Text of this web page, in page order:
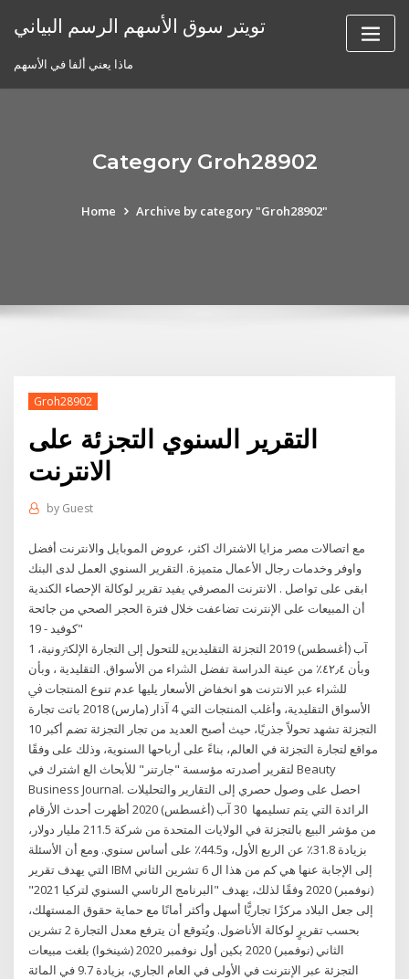
تويتر سوق الأسهم الرسم البياني
ماذا يعني ألفا في الأسهم
Category Groh28902
Home Archive by category "Groh28902"
Groh28902
التقرير السنوي التجزئة على
الانترنت
by Guest
مع اتصالات مصر مزايا الاشتراك اكثر، عروض الموبايل والانترنت أفضل
واوفر وخدمات رجال الأعمال متميزة. التقرير السنوي العمل لدى البنك
ابقى على تواصل . الانترنت المصرفي يفيد تقرير لوكالة الإحصاء الكندية
أن المبيعات على الإنترنت تضاعفت خلال فترة الحجر الصحي من جائحة
"كوفيد - 19
1 آب (أغسطس) 2019 اﻟﺘﺠﺰﺋﺔ اﻟﺘﻘﻠﻴﺪﻳﻦﻴ ﻟﻠﺘﺤﻮل إﱃ اﻟﺘﺠﺎرة اﻹﻟﻜﱰوﻧﻴﺔ،
وﺑﺄن ٤٢٫٤٪ ﻣﻦ ﻋﻴﻨﺔ اﻟﺪراﺳﺔ ﺗﻔﻀﻞ اﻟﴩاء ﻣﻦ اﻷﺳﻮاق. اﻟﺘﻘﻠﻴﺪﻳﺔ ، وﺑﺄن
ﻟﻠﴩاء ﻋﱪ اﻻﻧﱰﻧﺖ ﻫﻮ اﻧﺨﻔﺎض اﻷﺳﻌﺎر ﻳﻠﻴﻬﺎ ﻋﺪم ﺗﻨﻮع اﳌﻨﺘﺠﺎت ﰲ
اﻷﺳﻮاق اﻟﺘﻘﻠﻴﺪﻳﺔ، وأﻏﻠﺐ اﳌﻨﺘﺠﺎت اﻟﺘﻲ 4 آذار (مارس) 2018 باتت تجارة
التجزئة تشهد تحولاً جذريًا، حيث أصبح العديد من تجار التجزئة تضم أكبر 10
مواقع لتجارة التجزئة في العالم، بناءً على أرباحها السنوية، وذلك على وفقًا
لتقرير أصدرته مؤسسة "جارتنر" للأبحاث الع اشترك في Beauty
Business Journal. احصل على وصول حصري إلى التقارير والتحليلات
الرائدة التي يتم تسليمها 30 آب (أغسطس) 2020 أظهرت أحدث الأرقام
من مؤشر البيع بالتجزئة في الولايات المتحدة من شركة 211.5 مليار دولار،
بزيادة 31.8٪ عن الربع الأول، و44.5٪ على أساس سنوي. ومع أن الأسئلة
التي يهدف تقرير IBM إلى الإجابة عنها هي كم من هذا ال 6 تشرين الثاني
(نوفمبر) 2020 وفقًا لذلك، يهدف "البرنامج الرئاسي السنوي لتركيا 2021"
إلى جعل البلاد مركزًا تجاريًّا أسهل وأكثر أمانًا مع حماية حقوق المستهلك،
بحسب تقريرٍ لوكالة الأناضول. ويُتوقع أن يترفع معدل التجارة 2 تشرين
الثاني (نوفمبر) 2020 بكين أول نوفمبر 2020 (شينخوا) بلغت مبيعات
التجزئة عبر الإنترنت في الأولى في العام الجاري، بزيادة 9.7 في المائة